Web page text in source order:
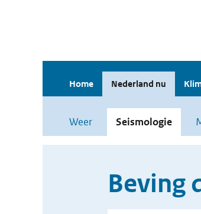
Home Nederland nu
Weer Seismologie
Beving